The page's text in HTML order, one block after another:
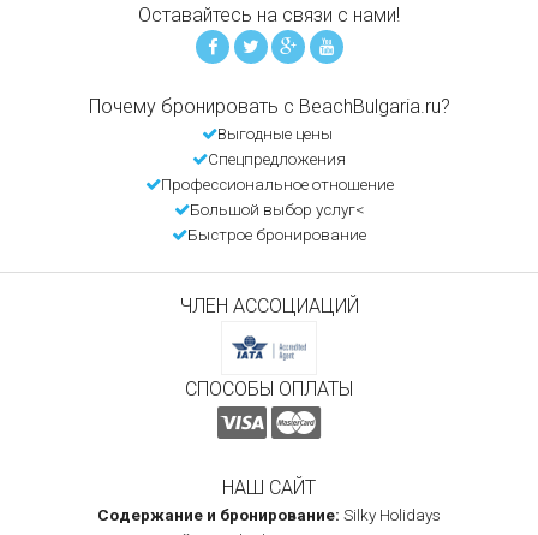
Оставайтесь на связи с нами!
Почему бронировать с BeachBulgaria.ru?
Выгодные цены
Спецпредложения
Профессиональное отношение
Большой выбор услуг<
Быстрое бронирование
ЧЛЕН АССОЦИАЦИЙ
СПОСОБЫ ОПЛАТЫ
НАШ САЙТ
Содержание и бронирование: Silky Holidays